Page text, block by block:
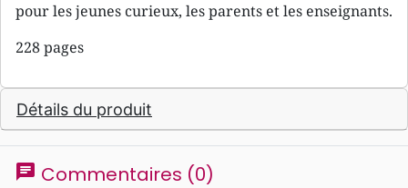
pour les jeunes curieux, les parents et les enseignants.
228 pages
Détails du produit
chat Commentaires (0)